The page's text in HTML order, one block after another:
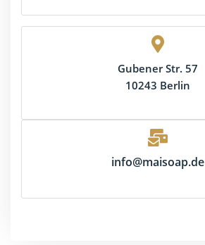
Gubener Str. 57
10243 Berlin
info@maisoap.de